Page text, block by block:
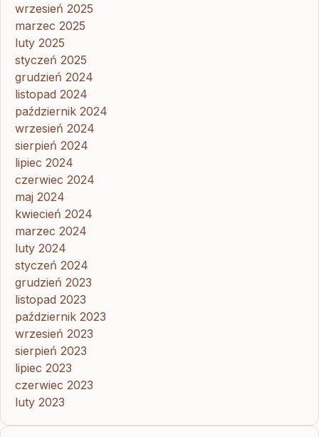
wrzesień 2025
marzec 2025
luty 2025
styczeń 2025
grudzień 2024
listopad 2024
październik 2024
wrzesień 2024
sierpień 2024
lipiec 2024
czerwiec 2024
maj 2024
kwiecień 2024
marzec 2024
luty 2024
styczeń 2024
grudzień 2023
listopad 2023
październik 2023
wrzesień 2023
sierpień 2023
lipiec 2023
czerwiec 2023
luty 2023